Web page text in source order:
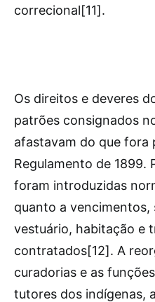
correcional[11].
Os direitos e deveres
patrões consignados
afastavam do que fora
Regulamento de 1899.
foram introduzidas
quanto a vencimentos,
vestuário, habitação e
contratados[12]. A
curadorias e as
tutores dos indígenas,